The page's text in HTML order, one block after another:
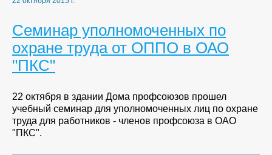
Семинар уполномоченных по
охране труда от ОППО в ОАО
"ПКС"
22 октября в здании Дома профсоюзов прошел
учебный семинар для уполномоченных лиц по охране
труда для работников - членов профсоюза в ОАО
"ПКС".